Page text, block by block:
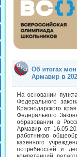
Об итогах
Армавир в
На основании
Федерального
Краснодарского
Федерального
образовании в
Армавир от
работников
казенного
потребностей и